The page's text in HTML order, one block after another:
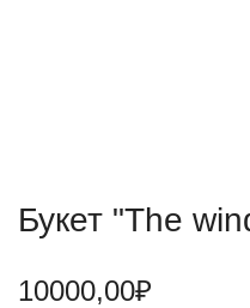
Букет "The
10000,00₽